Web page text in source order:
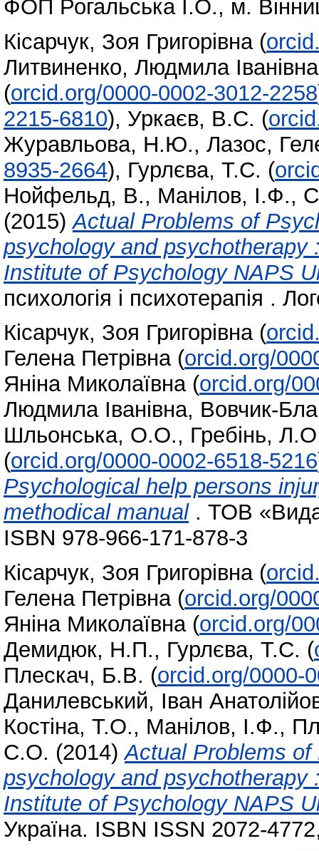
ФОП Рогальська І.О., м.
Кісарчук, Зоя Григорівна (
Литвиненко, Людмила Іванівна
(orcid.org/0000-0002-3012-2258
2215-6810), Уркаєв, В.С. (
Журавльова, Н.Ю., Лазос,
8935-2664), Гурлєва, Т.С. (
Нойфельд, В., Манілов, І.Ф.,
(2015)Actual Problems of
psychology and
Institute of Psychology NAPS
психологія і психотерапія .
Кісарчук, Зоя Григорівна (
Гелена Петрівна (orcid.org/
Яніна Миколаївна (orcid.org/
Людмила Іванівна, Вовчик-
Шльонська, О.О., Гребінь,
(orcid.org/0000-0002-6518-5216
Psychological help persons
methodical manual. ТОВ
ISBN 978-966-171-878-3
Кісарчук, Зоя Григорівна (
Гелена Петрівна (orcid.org/
Яніна Миколаївна (orcid.org/
Демидюк, Н.П., Гурлєва, Т.С. (
Плескач, Б.В. (orcid.org/0000-
Данилевський, Іван
Костіна, Т.О., Манілов, І.Ф.,
С.О. (2014)Actual Problems
psychology and
Institute of Psychology NAPS
Україна. ISBN ISSN 2072-